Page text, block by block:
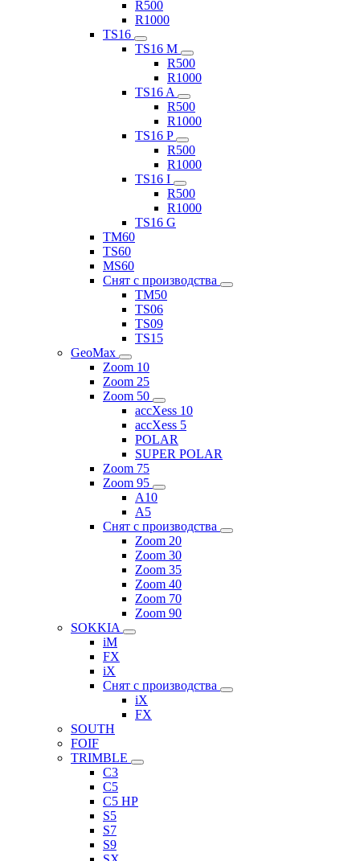
R500
R1000
TS16
TS16 M
R500
R1000
TS16 A
R500
R1000
TS16 P
R500
R1000
TS16 I
R500
R1000
TS16 G
TM60
TS60
MS60
Снят с производства
TM50
TS06
TS09
TS15
GeoMax
Zoom 10
Zoom 25
Zoom 50
accXess 10
accXess 5
POLAR
SUPER POLAR
Zoom 75
Zoom 95
A10
A5
Снят с производства
Zoom 20
Zoom 30
Zoom 35
Zoom 40
Zoom 70
Zoom 90
SOKKIA
iM
FX
iX
Снят с производства
iX
FX
SOUTH
FOIF
TRIMBLE
C3
C5
C5 HP
S5
S7
S9